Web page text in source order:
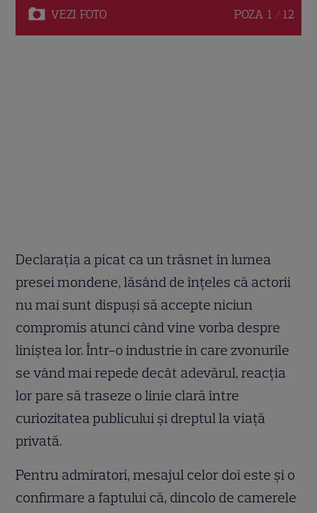
VEZI FOTO POZA 1 / 12
Declarația a picat ca un trăsnet în lumea
presei mondene, lăsând de înțeles că actorii
nu mai sunt dispuși să accepte niciun
compromis atunci când vine vorba despre
liniștea lor. Într-o industrie în care zvonurile
se vând mai repede decât adevărul, reacția
lor pare să traseze o linie clară între
curiozitatea publicului și dreptul la viață
privată.
Pentru admiratori, mesajul celor doi este și o
confirmare a faptului că, dincolo de camerele